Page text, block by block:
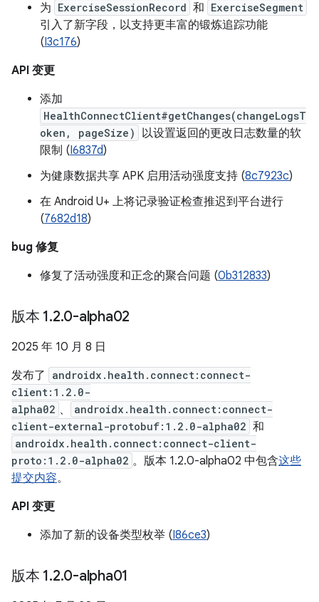
为 ExerciseSessionRecord 和 ExerciseSegment
引入了新字段，以支持更丰富的锻炼追踪功能
(I3c176)
API 变更
添加
HealthConnectClient#getChanges(changeLogsT
oken, pageSize)
以设置返回的更改日志数量的软
限制 (I6837d)
为健康数据共享 APK 启用活动强度支持 (8c7923c)
在 Android U+ 上将记录验证检查推迟到平台进行
(7682d18)
bug 修复
修复了活动强度和正念的聚合问题 (0b312833)
版本 1.2.0-alpha02
2025 年 10 月 8 日
发布了
androidx.health.connect:connect-
client:1.2.0-
alpha02 、
androidx.health.connect:connect-
client-external-protobuf:1.2.0-alpha02 和
androidx.health.connect:connect-client-
proto:1.2.0-alpha02 。版本 1.2.0-alpha02 中包含这些
提交内容。
API 变更
添加了新的设备类型枚举 (I86ce3)
版本 1.2.0-alpha01